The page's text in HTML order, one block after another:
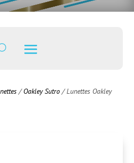
/Oakley Sutro / Lunettes Oakley